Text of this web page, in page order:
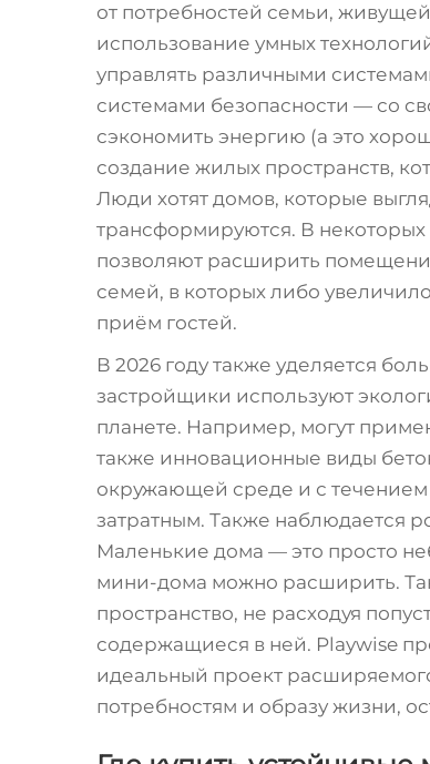
от потребностей семьи,
использование умных
управлять различными
системами безопасности — со
сэкономить энергию (а это
создание жилых пространств,
Люди хотят домов, которые
трансформируются. В некоторых
позволяют расширить
семей, в которых либо
приём гостей.
В 2026 году также уделяется
застройщики используют
планете. Например, могут
также инновационные виды
окружающей среде и с
затратным. Также наблюдается
Маленькие дома — это просто
мини-дома можно расширить.
пространство, не расходуя
содержащиеся в ней. Playwise
идеальный проект
потребностям и образу жизни,